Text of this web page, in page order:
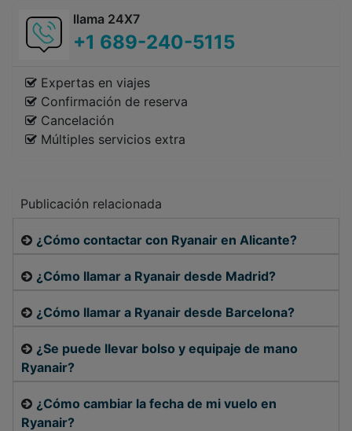
llama 24X7
+1 689-240-5115
Expertas en viajes
Confirmación de reserva
Cancelación
Múltiples servicios extra
Publicación relacionada
¿Cómo contactar con Ryanair en Alicante?
¿Cómo llamar a Ryanair desde Madrid?
¿Cómo llamar a Ryanair desde Barcelona?
¿Se puede llevar bolso y equipaje de mano
Ryanair?
¿Cómo cambiar la fecha de mi vuelo en
Ryanair?